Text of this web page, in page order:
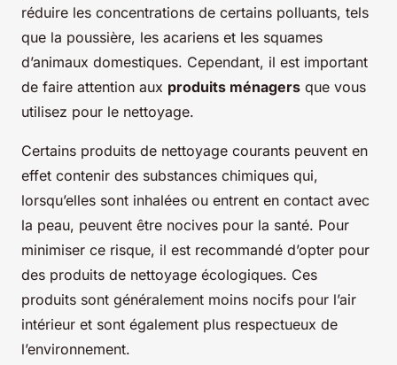
réduire les concentrations de certains polluants, tels
que la poussière, les acariens et les squames
d’animaux domestiques. Cependant, il est important
de faire attention aux produits ménagers que vous
utilisez pour le nettoyage.
Certains produits de nettoyage courants peuvent en
effet contenir des substances chimiques qui,
lorsqu’elles sont inhalées ou entrent en contact avec
la peau, peuvent être nocives pour la santé. Pour
minimiser ce risque, il est recommandé d’opter pour
des produits de nettoyage écologiques. Ces
produits sont généralement moins nocifs pour l’air
intérieur et sont également plus respectueux de
l’environnement.